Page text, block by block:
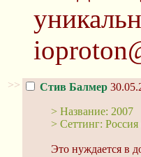
>> Стив Балмер
> Название: 2007
> Сеттинг:
Это нуждается в